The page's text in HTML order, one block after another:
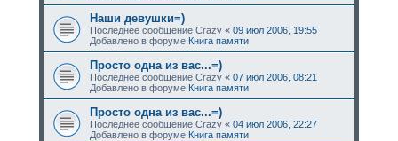
Наши девушки=)
Последнее сообщение Crazy« 09 июл 2006, 19:55
Добавлено в форуме Книга памяти
Просто одна из вас...=)
Последнее сообщение Crazy« 07 июл 2006, 08:21
Добавлено в форуме Книга памяти
Просто одна из вас...=)
Последнее сообщение Crazy« 04 июл 2006, 22:27
Добавлено в форуме Книга памяти